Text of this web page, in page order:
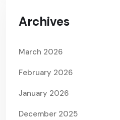
Archives
March 2026
February 2026
January 2026
December 2025